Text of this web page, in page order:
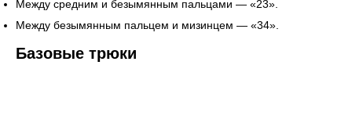
Между средним и безымянным пальцами — «23».
Между безымянным пальцем и мизинцем — «34».
Базовые трюки